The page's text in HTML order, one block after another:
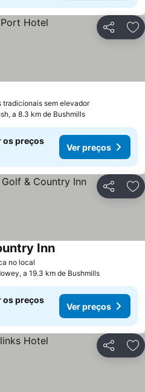
Partilhar
tradicionais sem elevadorVer preços
a 8.3 km de Bushmills
os preços
Ver preços
Partilhar
no local
InnVer preços
a 19.3 km de Bushmills
os preços
Ver preços
Partilhar